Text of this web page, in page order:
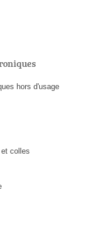
hors d'usage
colles